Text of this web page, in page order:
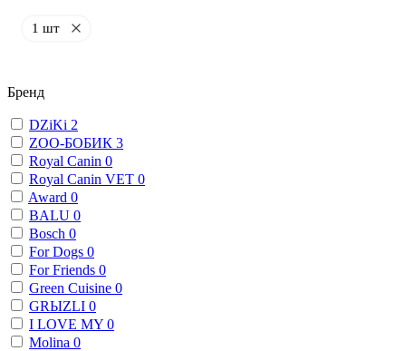
1 шт
Бренд
DZiKi 2
ZОО-БОБИК 3
Royal Canin 0
Royal Canin VET 0
Award 0
BALU 0
Bosch 0
For Dogs 0
For Friends 0
Green Cuisine 0
GRЫZLI 0
I LOVE MY 0
Molina 0